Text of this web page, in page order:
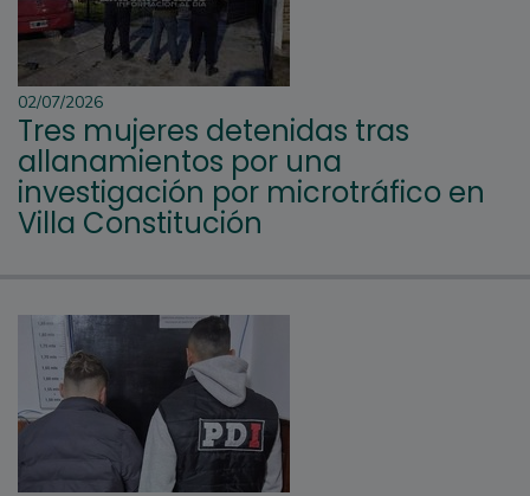
02/07/2026
Tres mujeres detenidas tras
allanamientos por una
investigación por microtráfico en
Villa Constitución